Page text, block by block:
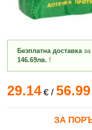
Безплатна доставказа
146.69лв. !
29.14 €/ 56.99
ЗА